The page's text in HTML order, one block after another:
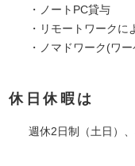
・ノートPC貸与
・リモートワークに
・ノマドワーク(ワ
休日休暇は
週休2日制（土日）